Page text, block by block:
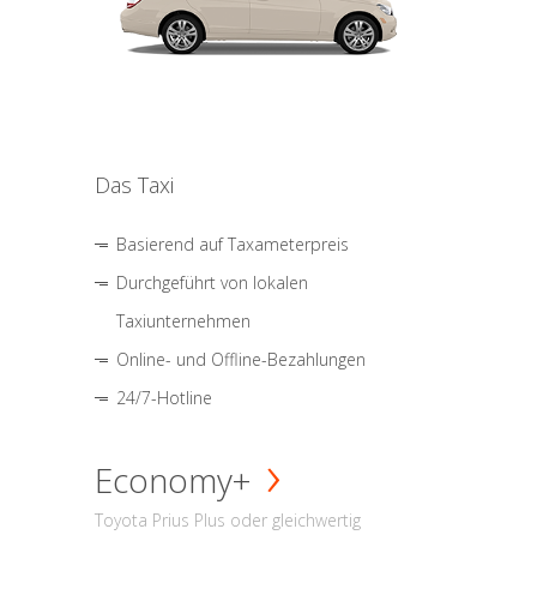
Das Taxi
Basierend auf Taxameterpreis
Durchgeführt von lokalen
Taxiunternehmen
Online- und Offline-Bezahlungen
24/7-Hotline
Economy+
Toyota Prius Plus oder gleichwertig